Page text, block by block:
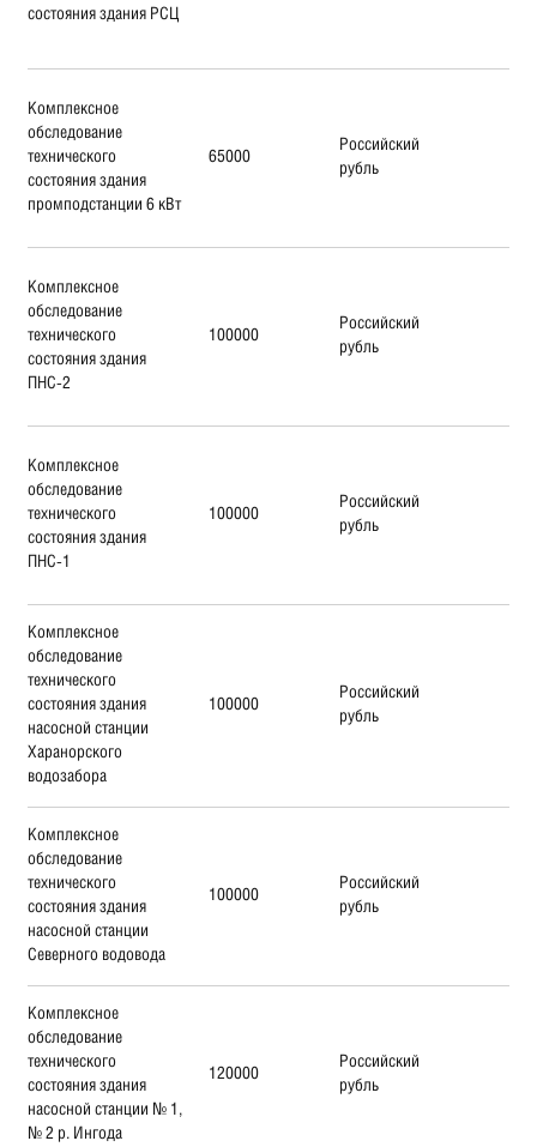
состояния здания РСЦ
Комплексное
обследование
технического
состояния здания
промподстанции 6 кВт
65000
Российский
рубль
Комплексное
обследование
технического
состояния здания
ПНС-2
100000
Российский
рубль
Комплексное
обследование
технического
состояния здания
ПНС-1
100000
Российский
рубль
Комплексное
обследование
технического
состояния здания
насосной станции
Харанорского
водозабора
100000
Российский
рубль
Комплексное
обследование
технического
состояния здания
насосной станции
Северного водовода
100000
Российский
рубль
Комплексное
обследование
технического
состояния здания
насосной станции № 1,
№ 2 р. Ингода
120000
Российский
рубль